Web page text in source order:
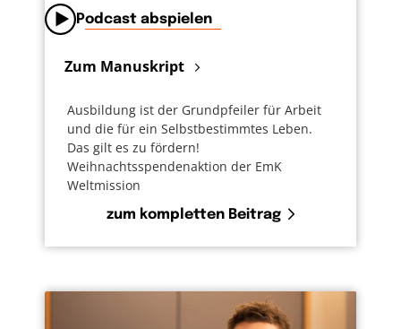
Podcast abspielen
Zum Manuskript
Ausbildung ist der Grundpfeiler für Arbeit
und die für ein Selbstbestimmtes Leben.
Das gilt es zu fördern!
Weihnachtsspendenaktion der EmK
Weltmission
zum kompletten Beitrag